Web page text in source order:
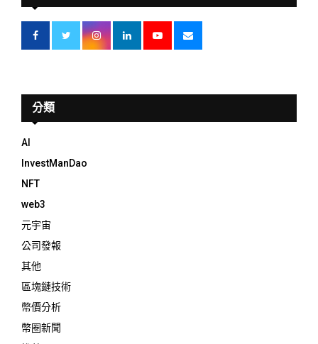
分類
AI
InvestManDao
NFT
web3
元宇宙
公司發報
其他
區塊鏈技術
幣價分析
幣圈新聞